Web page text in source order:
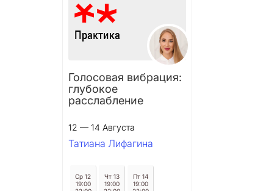
Голосовая вибрация:
глубокое
расслабление
12 — 14 Августа
Татиана Лифагина
Ср 12
19:00
Чт 13
19:00
Пт 14
19:00